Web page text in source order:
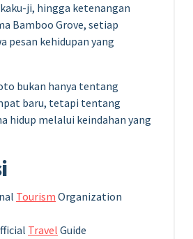
ji, hingga ketenangan
Bamboo Grove, setiap
pesan kehidupan yang
bukan hanya tentang
baru, tetapi tentang
hidup melalui keindahan yang
Tourism Organization
Travel Guide